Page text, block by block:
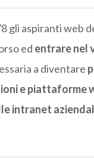
gli aspiranti web
ed entrare nel
a diventare
e piattaforme
intranet